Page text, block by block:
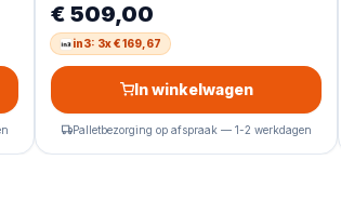
€ 509,00
in3: 3x € 169,67
In winkelwagen
Palletbezorging op afspraak — 1-2 werkdagen